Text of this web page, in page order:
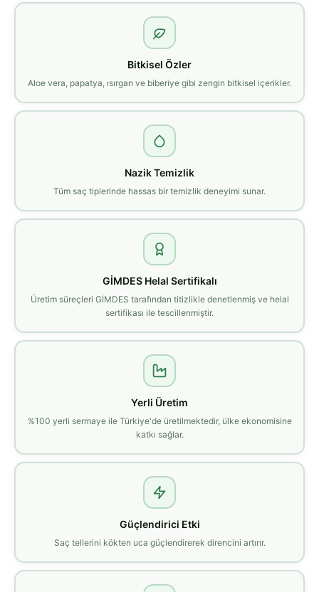
Bitkisel Özler
Aloe vera, papatya, ısırgan ve biberiye gibi zengin bitkisel içerikler.
Nazik Temizlik
Tüm saç tiplerinde hassas bir temizlik deneyimi sunar.
GİMDES Helal Sertifikalı
Üretim süreçleri GİMDES tarafından titizlikle denetlenmiş ve helal
sertifikası ile tescillenmiştir.
Yerli Üretim
%100 yerli sermaye ile Türkiye'de üretilmektedir, ülke ekonomisine
katkı sağlar.
Güçlendirici Etki
Saç tellerini kökten uca güçlendirerek direncini artırır.